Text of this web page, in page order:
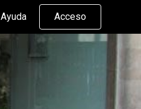
Ayuda Acceso